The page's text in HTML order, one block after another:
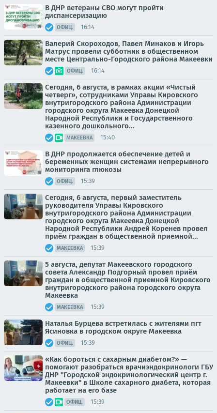
В ДНР ветераны СВО могут пройти
диспансеризацию
ОФИЦ. 16:14
Валерий Скороходов, Павел Минаков и Игорь
Матрус провели субботник в общественном
месте Центрально-Городского района Макеевки
ОФИЦ. 16:14
Сегодня, 6 августа, в рамках акции «Чистый
четверг», сотрудниками Управы Кировского
внутригородского района Администрации
городского округа Макеевка Донецкой
Народной Республики и Государственного
казенного дошкольного...
МАКЕЕВКА 15:40
В ДНР продолжается обеспечение детей и
беременных женщин системами непрерывного
мониторинга глюкозы
ОФИЦ. 15:39
Сегодня, 6 августа, первый заместитель
руководителя Управы Кировского
внутригородского района Администрации
городского округа Макеевка Донецкой
Народной Республики Андрей Коренев провел
приём граждан в общественной приемной...
МАКЕЕВКА 15:39
5 августа, депутат Макеевского городского
совета Александр Подгорный провел приём
граждан в общественной приемной Кировского
внутригородского района городского округа
Макеевка
МАКЕЕВКА 15:39
Наталья Бурцева встретилась с жителями пгт
Ясиновка в городском округе Макеевка
ОФИЦ. 15:39
«Как бороться с сахарным диабетом?» —
помогают разобраться врачиэндокринологи ГБУ
ДНР "Городской эндокринологический центр г.
Макеевки" в Школе сахарного диабета, которая
работает на его базе
ОФИЦ. 15:39